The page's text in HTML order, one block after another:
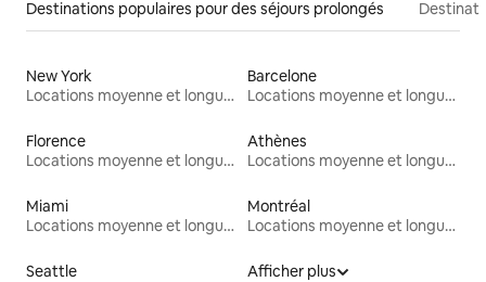
Destinations populaires pour des séjours prolongés
New York
Locations moyenne et longue durée
Barcelone
Locations moyenne et longue durée
Florence
Locations moyenne et longue durée
Athènes
Locations moyenne et longue durée
Miami
Locations moyenne et longue durée
Montréal
Locations moyenne et longue durée
Seattle
Afficher plus